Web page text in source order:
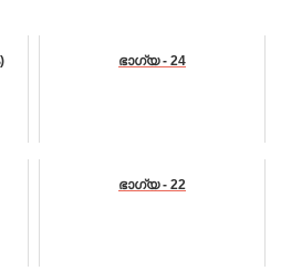
ഭാഗ്യ - 24
ഭാഗ്യ - 22